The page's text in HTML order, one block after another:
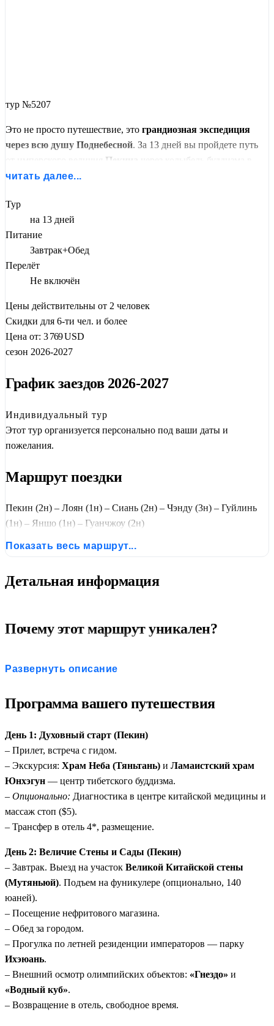
тур №5207
Это не просто путешествие, это грандиозная экспедиция
через всю душу Поднебесной. За 13 дней вы пройдете путь
Пекина
через колыбель буддизма в
Лоянеи глиняную армию
пиков по реке Ли в
одиссею в деловом сердце юга —
Форматиндивидуального тура
вам комфорт и гибкость: персональные трансферы,
возможность задать темп экскурсии и отдохнуть в пути. Мы
поездах, связывающих семь городов, чтобы вы наслаждались
видами из окна, а не билетами.
читать далее...
Тур
на 13 дней
Питание
Завтрак+Обед
Перелёт
Не включён
Цены действительны от 2 человек
Скидки для 6-ти чел. и более
Цена от: 3 769USD
сезон 2026-2027
График заездов 2026-2027
Индивидуальный тур
Этот тур организуется персонально под ваши даты и
пожелания.
Маршрут поездки
Пекин (2н) – Лоян (1н) – Сиань (2н) – Чэнду (3н) – Гуйлинь
(1н) – Яншо (1н) – Гуанчжоу (2н)
Показать весь маршрут...
Детальная информация
Почему этот маршрут уникален?
регионов Китая, включая редкое сочетание: столица,
Встреча с символами: От Терракотовой армии до
Комфорт перемещений:Все длинные переходы
осуществляются на современных скоростных поездах 2-
го класса (мягкие сиденья), что быстро, удобно и
познавательно.
Гастрономическое разнообразие:От утки по-пекински
и пельменей Сианя до острой кухни Сычуани и
деликатесов Кантона.
Развернуть описание
Программа вашего путешествия
День 1: Духовный старт (Пекин)
– Прилет, встреча с гидом.
– Экскурсия: Храм Неба (Тяньтань) и Ламаистский храм
Юнхэгун — центр тибетского буддизма.
– Опционально: Диагностика в центре китайской медицины и
массаж стоп ($5).
– Трансфер в отель 4*, размещение.
День 2: Величие Стены и Сады (Пекин)
– Завтрак. Выезд на участок Великой Китайской стены
(Мутяньюй). Подъем на фуникулере (опционально, 140
юаней).
– Посещение нефритового магазина.
– Обед за городом.
– Прогулка по летней резиденции императоров — парку
Ихэюань.
– Внешний осмотр олимпийских объектов: «Гнездо» и
«Водный куб».
– Возвращение в отель, свободное время.